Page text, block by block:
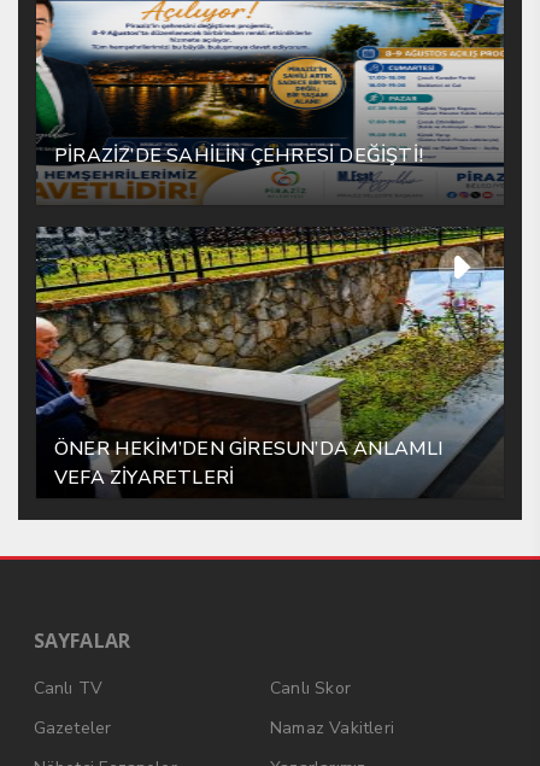
PİRAZİZ’DE SAHİLİN ÇEHRESİ DEĞİŞTİ!
ÖNER HEKİM’DEN GİRESUN’DA ANLAMLI
VEFA ZİYARETLERİ
SAYFALAR
Canlı TV
Canlı Skor
Gazeteler
Namaz Vakitleri